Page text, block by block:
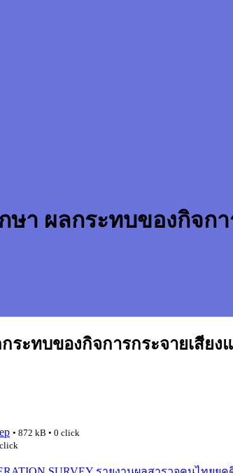
ษา ผลกระทบของกิจก
ระทบของกิจการกระจายเสีย
• 872 kB • 0 click